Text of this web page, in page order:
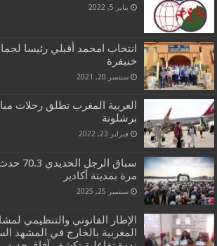
يناير 5, 2022
انتخاب امحمد أقبلي رئيسا
خنيفرة
سبتمبر 20, 2021
العربية المغرب تطلق رحلات
برشلونة
فبراير 23, 2022
سباق
مرة بمدينة أكادير
سبتمبر 25, 2025
الإطار القانوني والتنظيمي
المغربية بالخارج في المشهد